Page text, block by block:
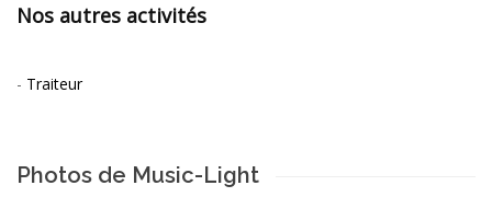
Nos autres activités
- Traiteur
Photos de Music-Light